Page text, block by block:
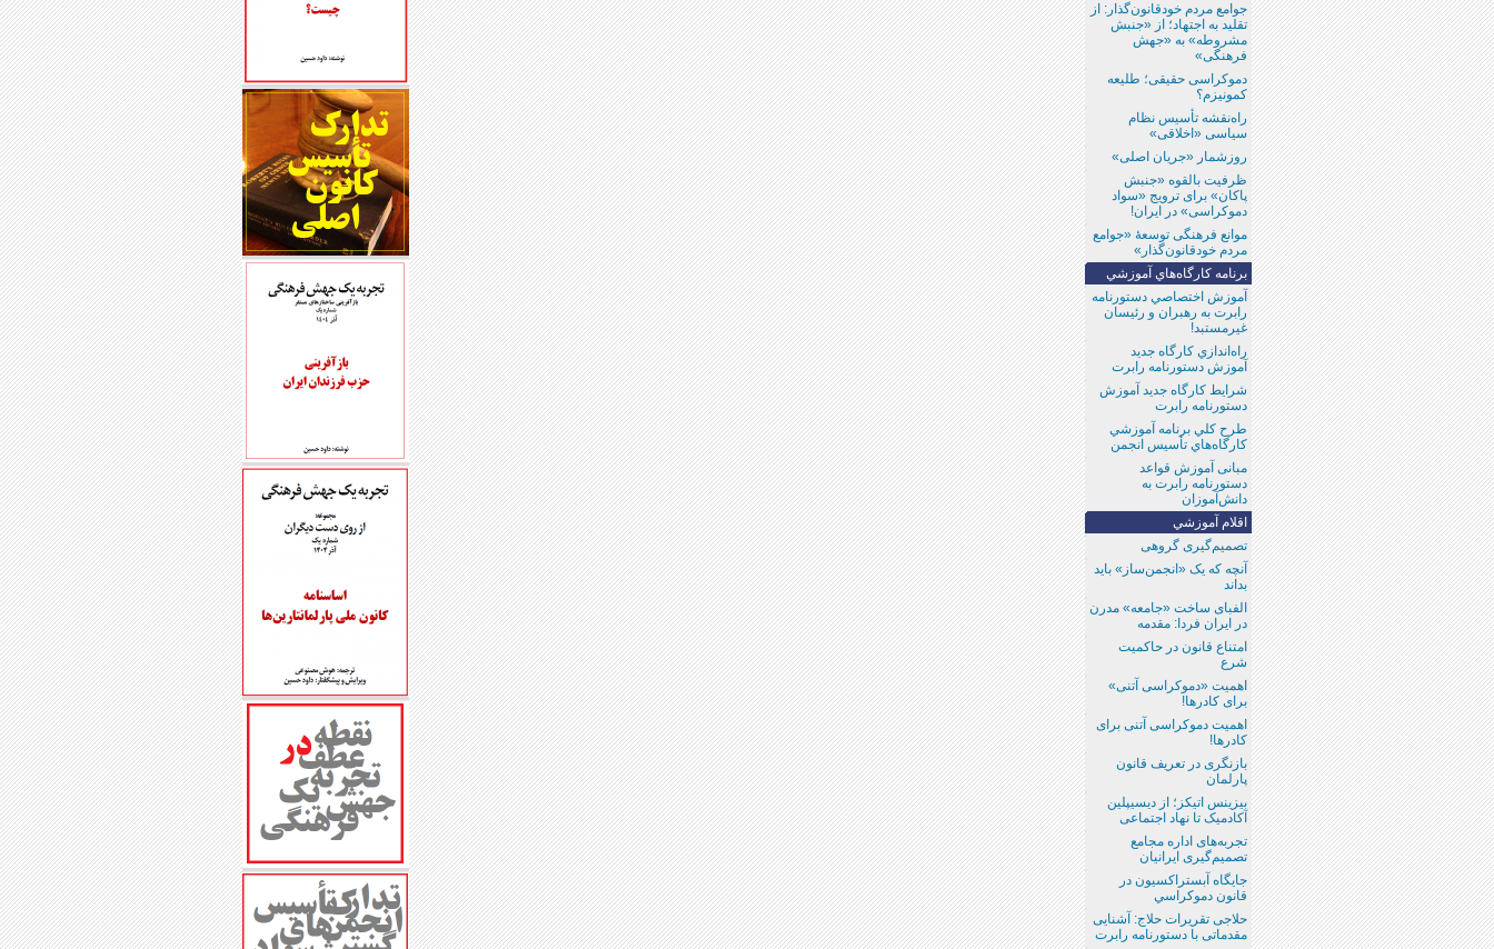
جوامع مردم خودقانون‌گذار: از
تقلید به اجتهاد؛ از «جنبش
مشروطه»‌ به «جهش
فرهنگی»
دموکراسی حقیقی؛ طلیعه
کمونیزم؟
راه‌نقشه تأسیس نظام
سیاسی «اخلاقی»
روزشمار «جریان اصلی»
ظرفیت بالقوه «جنبش
پاکان» برای ترویج «سواد
دموکراسی» در ایران!
موانع فرهنگی توسعۀ «جوامع
مردم خود‌قانون‌گذار»
برنامه كارگاه‌هاي آموزشي
آموزش اختصاصي دستورنامه
رابرت به رهبران و رئيسان
غيرمستبد!
راه‌اندازي كارگاه جديد
آموزش دستورنامه رابرت
شرايط كارگاه جديد آموزش
دستورنامه رابرت
طرح كلي برنامه آموزشي
كارگاه‌هاي تأسيس انجمن
مبانی آموزش قواعد
دستورنامه رابرت به
دانش‌آموزان
اقلام آموزشي
تصمیم‌گیری گروهی
آنچه که یک «انجمن‌‌ساز» باید
بداند
الفبای ساخت «جامعه» مدرن
در ایران فردا: مقدمه
امتناع قانون در حاکمیت
شرع
اهمیت «دموکراسی آتنی»
برای کادرها!
اهمیت دموکراسی آتنی برای
کادرها!
بازنگری در تعریف قانون
پارلمان
بیزینس اتیکز؛ از دیسیپلین
آکادمیک تا نهاد اجتماعی
تجربه‌های اداره مجامع
تصمیم‌گیری ایرانیان
جايگاه آبستراكسيون در
قانون دموكراسي
حلاجی تقریرات حلاج: آشنایی
مقدماتی با دستورنامه رابرت